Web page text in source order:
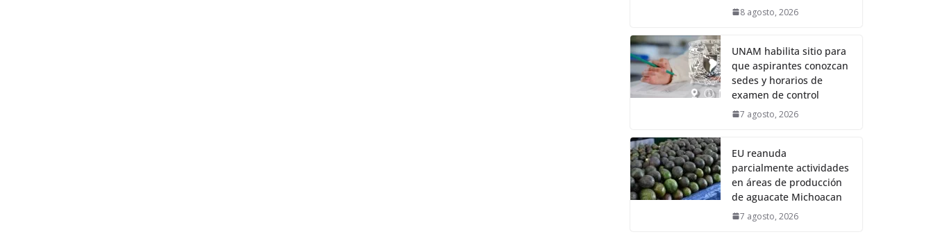
8 agosto, 2026
UNAM habilita sitio para
que aspirantes conozcan
sedes y horarios de
examen de control
7 agosto, 2026
EU reanuda
parcialmente actividades
en áreas de producción
de aguacate Michoacan
7 agosto, 2026